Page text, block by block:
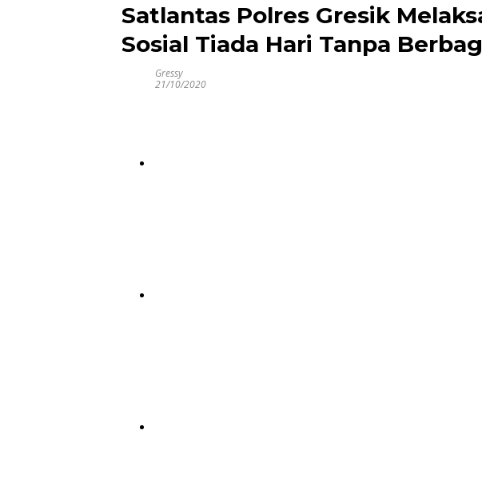
Satlantas Polres Gresik
Sosial Tiada Hari Tanpa
Gressy
21/10/2020